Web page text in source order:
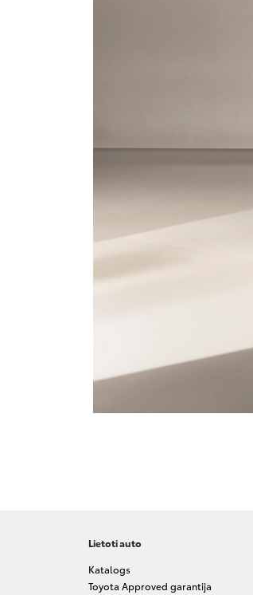
Lietoti auto
Katalogs
Toyota Approved garantija